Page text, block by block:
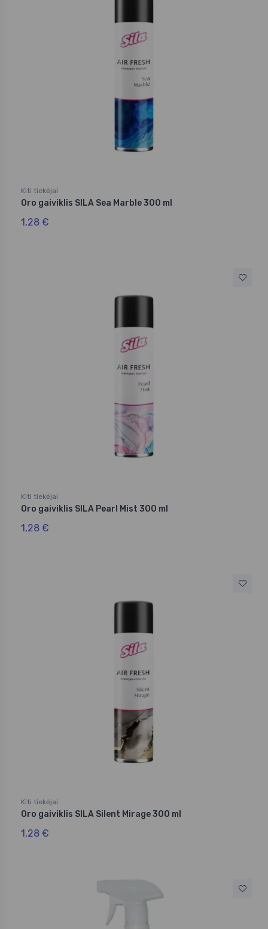
Kiti tiekėjai
Oro gaiviklis SILA Sea Marble 300 ml
1,28 €
Kiti tiekėjai
Oro gaiviklis SILA Pearl Mist 300 ml
1,28 €
Kiti tiekėjai
Oro gaiviklis SILA Silent Mirage 300 ml
1,28 €